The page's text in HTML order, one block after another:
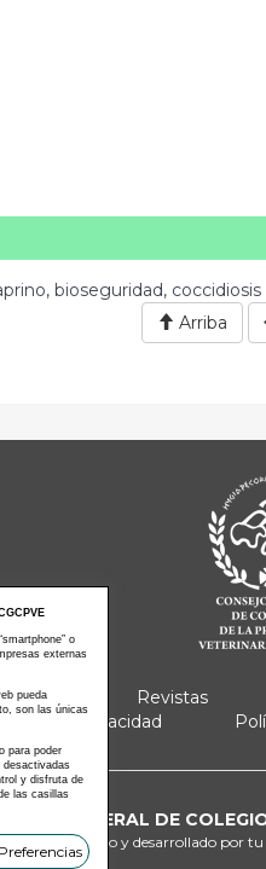
bioseguridad, coccidiosis
Arriba
Actos Revistas
Política Privacidad
GENERAL DE
Diseñado y desarrollado por
o
externas
pueda
son las únicas
para poder
desactivadas
y disfruta de
las casillas